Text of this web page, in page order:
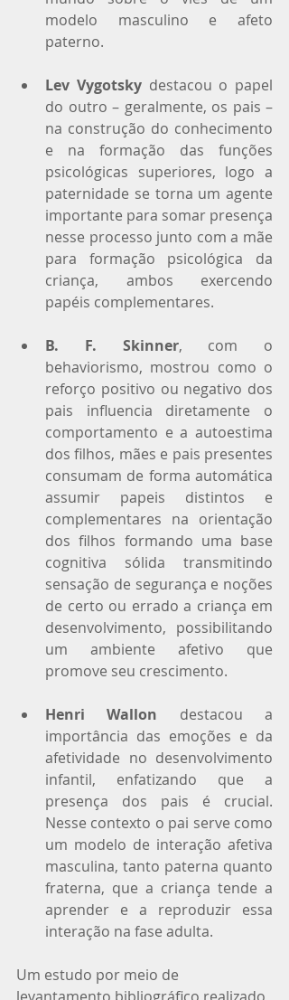
modelo masculino e afeto
paterno.
Lev Vygotsky destacou o papel
do outro – geralmente, os pais –
na construção do conhecimento
e na formação das funções
psicológicas superiores, logo a
paternidade se torna um agente
importante para somar presença
nesse processo junto com a mãe
para formação psicológica da
criança, ambos exercendo
papéis complementares.
B. F. Skinner, com o
behaviorismo, mostrou como o
reforço positivo ou negativo dos
pais influencia diretamente o
comportamento e a autoestima
dos filhos, mães e pais presentes
consumam de forma automática
assumir papeis distintos e
complementares na orientação
dos filhos formando uma base
cognitiva sólida transmitindo
sensação de segurança e noções
de certo ou errado a criança em
desenvolvimento, possibilitando
um ambiente afetivo que
promove seu crescimento.
Henri Wallon destacou a
importância das emoções e da
afetividade no desenvolvimento
infantil, enfatizando que a
presença dos pais é crucial.
Nesse contexto o pai serve como
um modelo de interação afetiva
masculina, tanto paterna quanto
fraterna, que a criança tende a
aprender e a reproduzir essa
interação na fase adulta.
Um estudo por meio de
levantamento bibliográfico realizado